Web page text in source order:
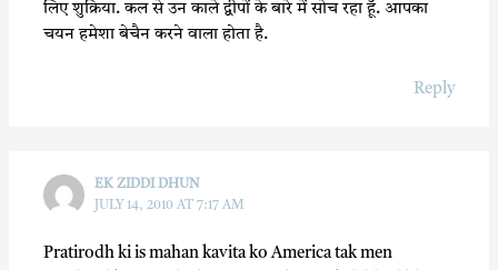
लिए शुक्रिया. कल से उन काले द्वीपों के बारे में सोच रहा हूँ. आपका
चयन हमेशा बेचैन करने वाला होता है.
Reply
EK ZIDDI DHUN
JULY 14, 2010 AT 7:17 AM
Pratirodh ki is mahan kavita ko America tak men